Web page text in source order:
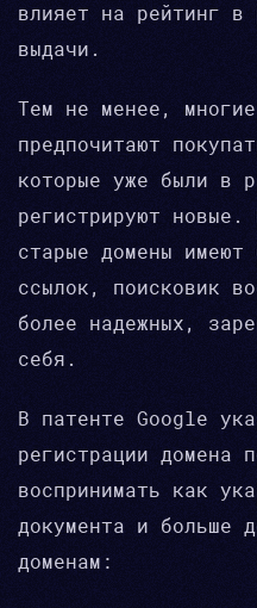
влияет на рейтинг в
выдачи.
Тем не менее,
предпочитают
которые уже были в
регистрируют новые.
старые домены имеют
ссылок, поисковик
более надежных,
себя.
В патенте Google
регистрации домена
воспринимать как
документа и больше
доменам: